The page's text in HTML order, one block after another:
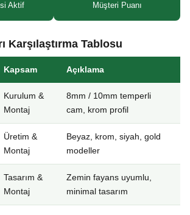
Aktif Müşteri Puanı
Karşılaştırma Tablosu
Kapsam Açıklama
Kurulum &
Montaj
8mm / 10mm temperli
cam, krom profil
Üretim &
Montaj
Beyaz, krom, siyah, gold
modeller
Tasarım &
Montaj
Zemin fayans uyumlu,
minimal tasarım